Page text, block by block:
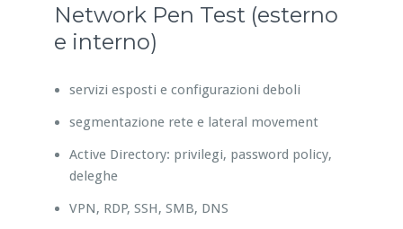
Network Pen Test (esterno
e interno)
servizi esposti e configurazioni deboli
segmentazione rete e lateral movement
Active Directory: privilegi, password policy,
deleghe
VPN, RDP, SSH, SMB, DNS